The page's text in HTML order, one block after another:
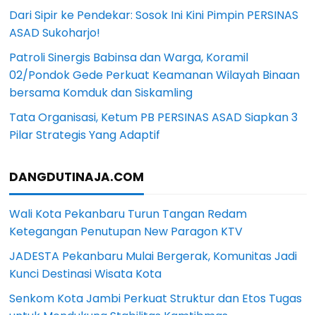
Dari Sipir ke Pendekar: Sosok Ini Kini Pimpin PERSINAS
ASAD Sukoharjo!
Patroli Sinergis Babinsa dan Warga, Koramil
02/Pondok Gede Perkuat Keamanan Wilayah Binaan
bersama Komduk dan Siskamling
Tata Organisasi, Ketum PB PERSINAS ASAD Siapkan 3
Pilar Strategis Yang Adaptif
DANGDUTINAJA.COM
Wali Kota Pekanbaru Turun Tangan Redam
Ketegangan Penutupan New Paragon KTV
JADESTA Pekanbaru Mulai Bergerak, Komunitas Jadi
Kunci Destinasi Wisata Kota
Senkom Kota Jambi Perkuat Struktur dan Etos Tugas